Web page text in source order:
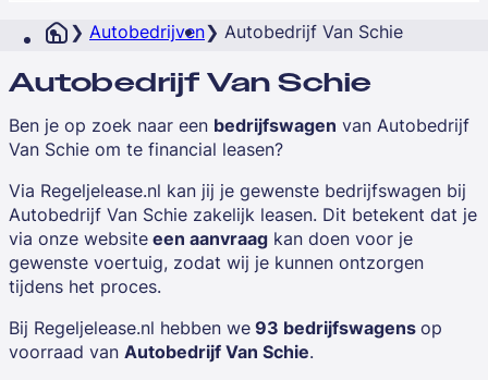
Autobedrijven Autobedrijf Van Schie
Autobedrijf Van Schie
Ben je op zoek naar een bedrijfswagen van Autobedrijf
Van Schie om te financial leasen?
Via Regeljelease.nl kan jij je gewenste bedrijfswagen bij
Autobedrijf Van Schie zakelijk leasen. Dit betekent dat je
via onze websiteeen aanvraag kan doen voor je
gewenste voertuig, zodat wij je kunnen ontzorgen
tijdens het proces.
Bij Regeljelease.nl hebben we93 bedrijfswagensop
voorraad van Autobedrijf Van Schie.